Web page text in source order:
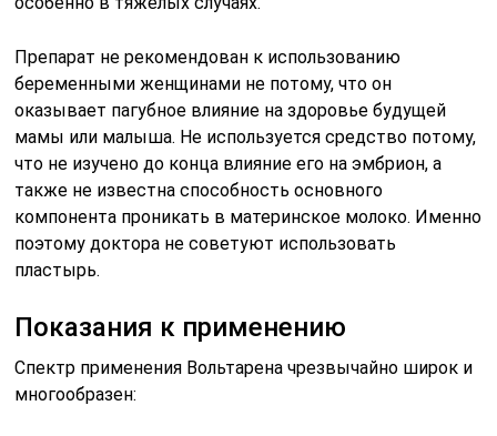
Препарат не рекомендован к использованию
беременными женщинами не потому, что он
оказывает пагубное влияние на здоровье будущей
мамы или малыша. Не используется средство потому,
что не изучено до конца влияние его на эмбрион, а
также не известна способность основного
компонента проникать в материнское молоко. Именно
поэтому доктора не советуют использовать
пластырь.
Показания к применению
Спектр применения Вольтарена чрезвычайно широк и
многообразен: